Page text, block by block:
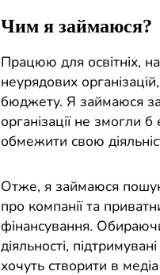
Чим я займаюся?
Працюю для освітніх,
неурядових
бюджету. Я займаюся
організації не змогли
обмежити свою
Отже, я займаюся
про компанії та
фінансування.
діяльності,
хочуть створити в